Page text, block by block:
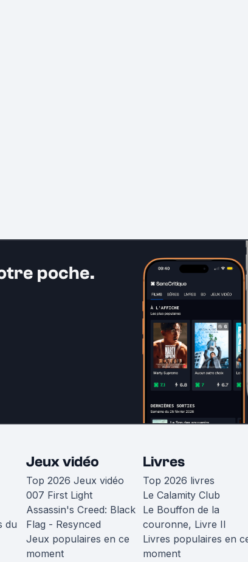
poche.
du
Jeux vidéo
Top 2026 Jeux vidéo
007 First Light
Assassin's Creed: Black
Flag - Resynced
Jeux populaires en ce
moment
Livres
Top 2026 livres
Le Calamity Club
Le Bouffon de la
couronne, Livre II
Livres populaires en
moment